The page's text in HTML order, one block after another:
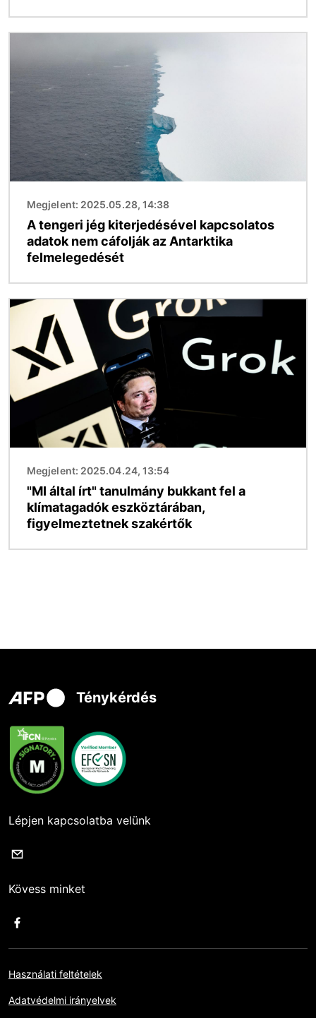
Megjelent: 2025.05.28, 14:38
A tengeri jég kiterjedésével kapcsolatos
adatok nem cáfolják az Antarktika
felmelegedését
Kép
Megjelent: 2025.04.24, 13:54
"MI által írt" tanulmány bukkant fel a
klímatagadók eszköztárában,
figyelmeztetnek szakértők
Ténykérdés
Lépjen kapcsolatba velünk
Kövess minket
Használati feltételek
Adatvédelmi irányelvek